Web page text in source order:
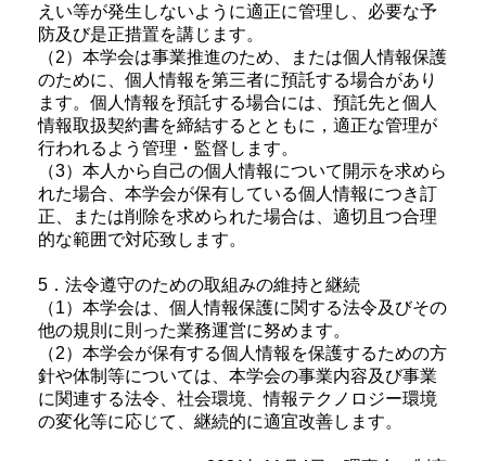
えい等が発生しないように適正に管理し、必要な予
防及び是正措置を講じます。
（2）本学会は事業推進のため、または個人情報保護
のために、個人情報を第三者に預託する場合があり
ます。個人情報を預託する場合には、預託先と個人
情報取扱契約書を締結するとともに，適正な管理が
行われるよう管理・監督します。
（3）本人から自己の個人情報について開示を求めら
れた場合、本学会が保有している個人情報につき訂
正、または削除を求められた場合は、適切且つ合理
的な範囲で対応致します。
5．法令遵守のための取組みの維持と継続
（1）本学会は、個人情報保護に関する法令及びその
他の規則に則った業務運営に努めます。
（2）本学会が保有する個人情報を保護するための方
針や体制等については、本学会の事業内容及び事業
に関連する法令、社会環境、情報テクノロジー環境
の変化等に応じて、継続的に適宜改善します。